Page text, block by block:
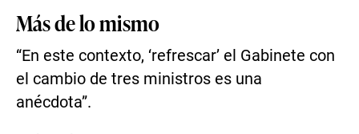
Más de lo mismo
“En este contexto, ‘refrescar’ el Gabinete con
el cambio de tres ministros es una
anécdota”.